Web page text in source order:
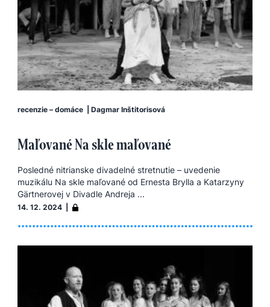
recenzie – domáce Dagmar Inštitorisová
Maľované Na skle maľované
Posledné nitrianske divadelné stretnutie – uvedenie
muzikálu Na skle maľované od Ernesta Brylla a Katarzyny
Gärtnerovej v Divadle Andreja ...
14. 12. 2024 |